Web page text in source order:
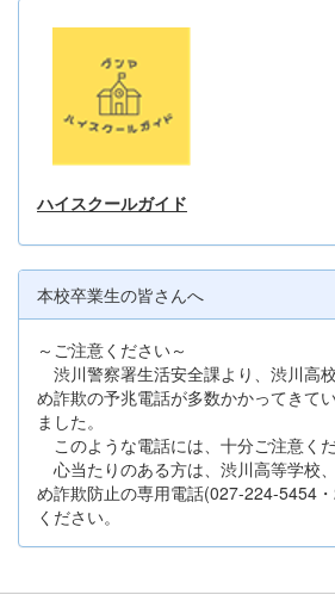
ハイスクールガイド
本校卒業生の皆さんへ
～ご注意ください～
渋川警察署生活安全課より、渋川高
め詐欺の予兆電話が多数かかってきて
ました。
このような電話には、十分ご注意くだ
心当たりのある方は、渋川高等学校
め詐欺防止の専用電話(027-224-5454
ください。